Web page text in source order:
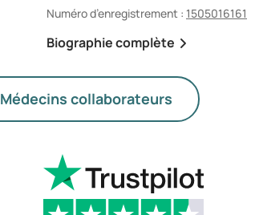
Numéro d’enregistrement : 1505016161
Biographie complète
Médecins collaborateurs